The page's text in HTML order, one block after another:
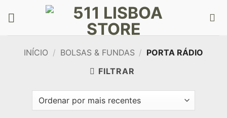
INÍCIO / BOLSAS & FUNDAS / PORTA RÁDIO
FILTRAR